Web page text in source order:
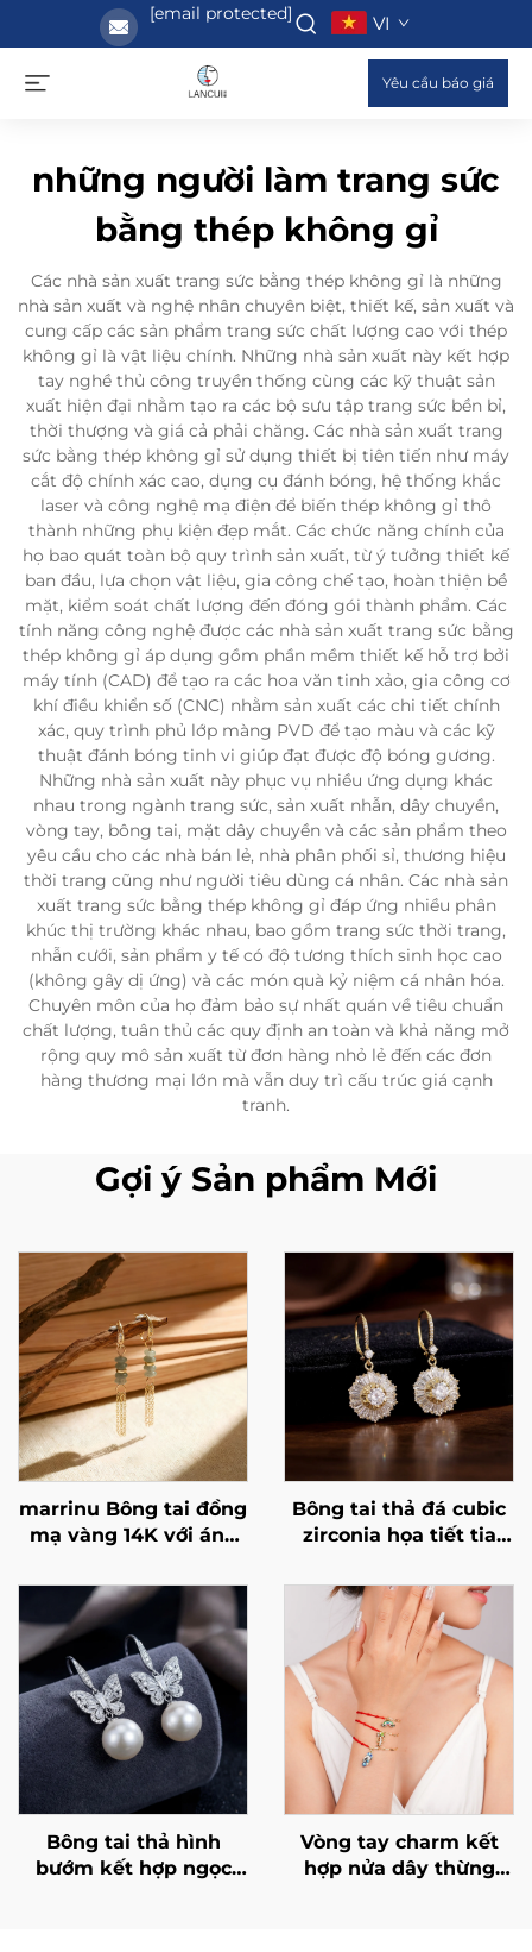
[email protected] VI
Yêu cầu báo giá
những người làm trang sức
bằng thép không gỉ
Các nhà sản xuất trang sức bằng thép không gỉ là những
nhà sản xuất và nghệ nhân chuyên biệt, thiết kế, sản xuất và
cung cấp các sản phẩm trang sức chất lượng cao với thép
không gỉ là vật liệu chính. Những nhà sản xuất này kết hợp
tay nghề thủ công truyền thống cùng các kỹ thuật sản
xuất hiện đại nhằm tạo ra các bộ sưu tập trang sức bền bỉ,
thời thượng và giá cả phải chăng. Các nhà sản xuất trang
sức bằng thép không gỉ sử dụng thiết bị tiên tiến như máy
cắt độ chính xác cao, dụng cụ đánh bóng, hệ thống khắc
laser và công nghệ mạ điện để biến thép không gỉ thô
thành những phụ kiện đẹp mắt. Các chức năng chính của
họ bao quát toàn bộ quy trình sản xuất, từ ý tưởng thiết kế
ban đầu, lựa chọn vật liệu, gia công chế tạo, hoàn thiện bề
mặt, kiểm soát chất lượng đến đóng gói thành phẩm. Các
tính năng công nghệ được các nhà sản xuất trang sức bằng
thép không gỉ áp dụng gồm phần mềm thiết kế hỗ trợ bởi
máy tính (CAD) để tạo ra các hoa văn tinh xảo, gia công cơ
khí điều khiển số (CNC) nhằm sản xuất các chi tiết chính
xác, quy trình phủ lớp màng PVD để tạo màu và các kỹ
thuật đánh bóng tinh vi giúp đạt được độ bóng gương.
Những nhà sản xuất này phục vụ nhiều ứng dụng khác
nhau trong ngành trang sức, sản xuất nhẫn, dây chuyền,
vòng tay, bông tai, mặt dây chuyền và các sản phẩm theo
yêu cầu cho các nhà bán lẻ, nhà phân phối sỉ, thương hiệu
thời trang cũng như người tiêu dùng cá nhân. Các nhà sản
xuất trang sức bằng thép không gỉ đáp ứng nhiều phân
khúc thị trường khác nhau, bao gồm trang sức thời trang,
nhẫn cưới, sản phẩm y tế có độ tương thích sinh học cao
(không gây dị ứng) và các món quà kỷ niệm cá nhân hóa.
Chuyên môn của họ đảm bảo sự nhất quán về tiêu chuẩn
chất lượng, tuân thủ các quy định an toàn và khả năng mở
rộng quy mô sản xuất từ đơn hàng nhỏ lẻ đến các đơn
hàng thương mại lớn mà vẫn duy trì cấu trúc giá cạnh
tranh.
Gợi ý Sản phẩm Mới
marrinu Bông tai đồng
mạ vàng 14K với ánh
Bông tai thả đá cubic
zirconia họa tiết tia
Marrinu
Bông tai thả hình
bướm kết hợp ngọc
Vòng tay charm kết
hợp nửa dây thừng